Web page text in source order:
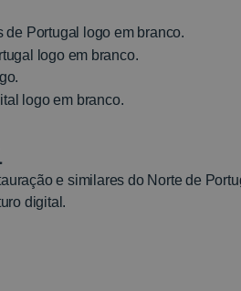
e similares do Norte de
digital.